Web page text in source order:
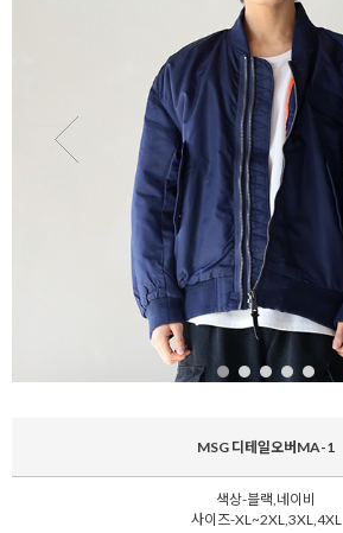
MSG 디테일오버MA-1
색상-블랙,네이비
사이즈-XL~2XL,3XL,4XL